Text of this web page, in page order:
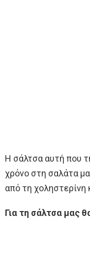
Η σάλτσα αυτή που
χρόνο στη σαλάτα
από τη χοληστερίνη
Για τη σάλτσα μας